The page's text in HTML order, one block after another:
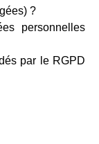
?
personnelles
par le RGPD